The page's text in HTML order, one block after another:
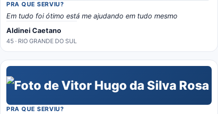
PRA QUE SERVIU?
Em tudo foi ótimo está me ajudando em tudo mesmo
Aldinei Caetano
45 · RIO GRANDE DO SUL
PRA QUE SERVIU?